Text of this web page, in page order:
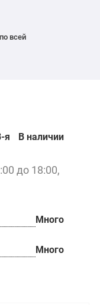
всей
я
В наличии
до 18:00,
Много
Много